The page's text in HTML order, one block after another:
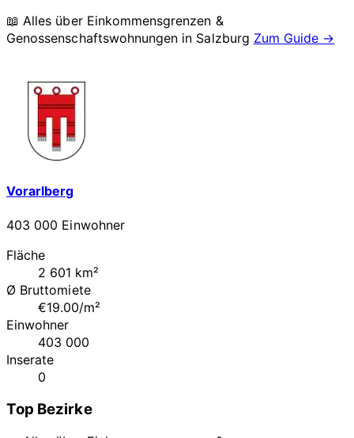
📖 Alles über Einkommensgrenzen &
Genossenschaftswohnungen in Salzburg Zum Guide →
Vorarlberg
403 000 Einwohner
Fläche
2 601 km²
Ø Bruttomiete
€19.00/m²
Einwohner
403 000
Inserate
0
Top Bezirke